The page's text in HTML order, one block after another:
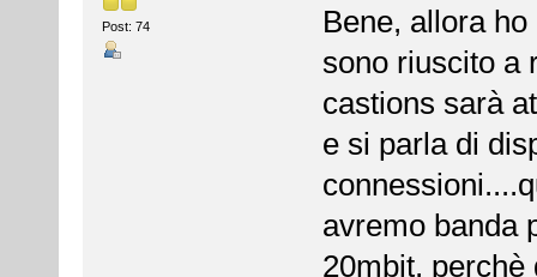
Post: 74
Bene, allora
sono riuscito a
castions sarà
e si parla di
avremo banda
20mbit,